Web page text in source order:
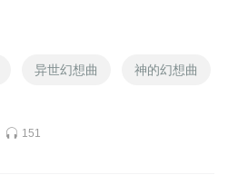
异世幻想曲 神的幻想曲
151